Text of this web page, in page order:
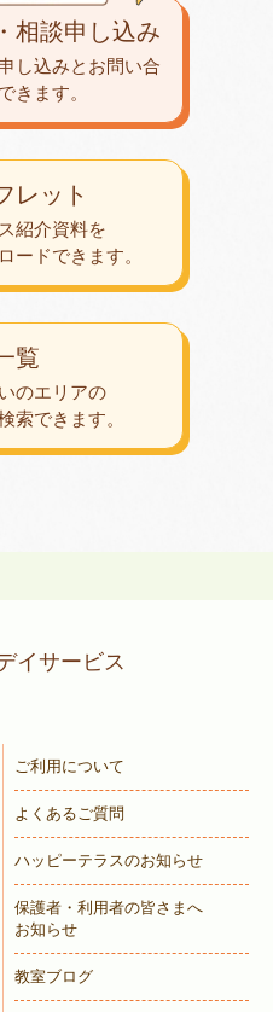
覧
のエリアの
索できます。
レット
紹介資料を
ードできます。
相談申し込み
し込みとお問い合
できます。
イサービス
ご利用について
よくあるご質問
ハッピーテラスのお知らせ
保護者・利用者の皆さまへ
お知らせ
教室ブログ